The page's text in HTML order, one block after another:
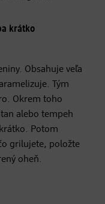
krátko
Obsahuje veľa
Tým
Okrem toho
alebo tempeh
Potom
grilujete, položte
oheň.